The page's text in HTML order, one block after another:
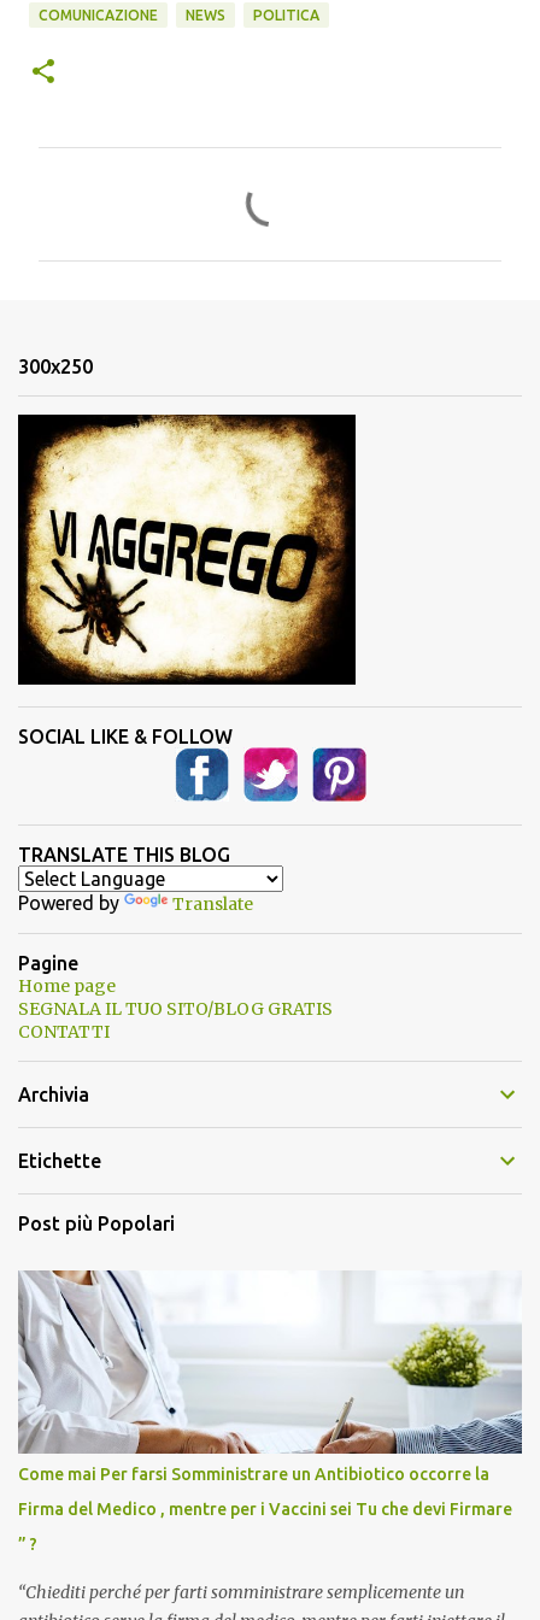
COMUNICAZIONE NEWS POLITICA
n
i
300x250
SOCIAL LIKE & FOLLOW
TRANSLATE THIS BLOG
Powered by Translate
Pagine
Home page
SEGNALA IL TUO SITO/BLOG GRATIS
CONTATTI
Archivia
Etichette
Post più Popolari
Come mai Per farsi Somministrare un Antibiotico occorre la
Firma del Medico , mentre per i Vaccini sei Tu che devi Firmare
” ?
“Chiediti perché per farti somministrare semplicemente un